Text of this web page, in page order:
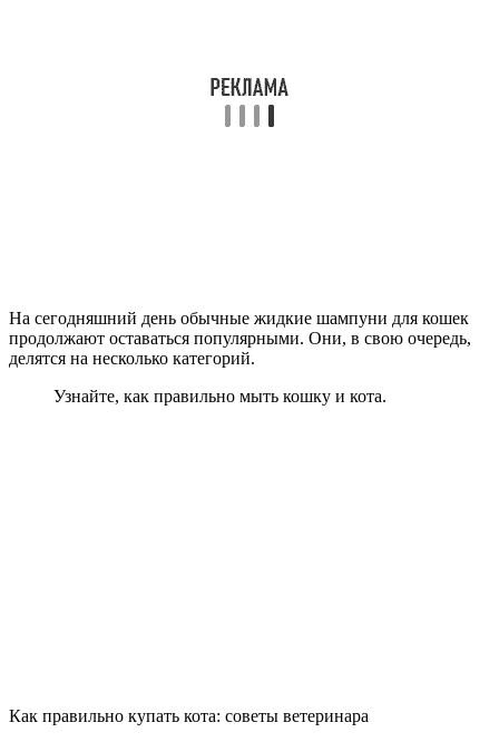
На сегодняшний день обычные жидкие шампуни для кошек
продолжают оставаться популярными. Они, в свою очередь,
делятся на несколько категорий.
Узнайте, как правильно мыть кошку и кота.
Как правильно купать кота: советы ветеринара